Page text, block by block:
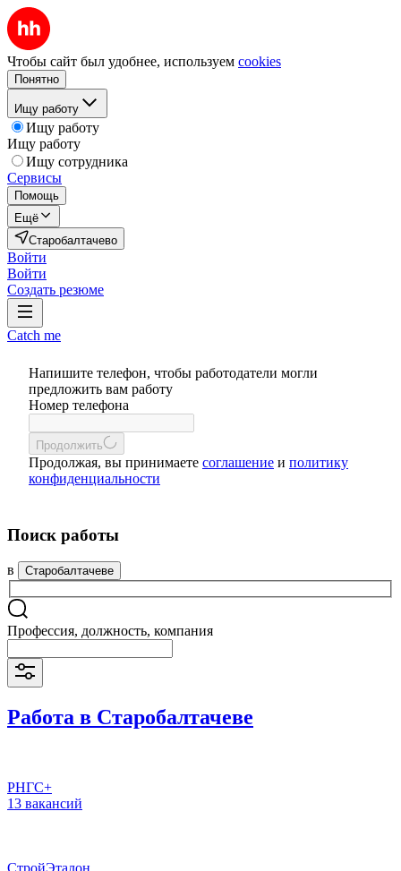
Чтобы сайт был удобнее, используем cookies
Понятно
Ищу работу
Ищу работу
Ищу работу
Ищу сотрудника
Сервисы
Помощь
Ещё
Старобалтачево
Войти
Войти
Создать резюме
Catch me
Напишите телефон, чтобы работодатели могли
предложить вам работу
Номер телефона
Продолжить
Продолжая, вы принимаете соглашение и политику
конфиденциальности
Поиск работы
в Старобалтачеве
Профессия, должность, компания
Работа в Старобалтачеве
РНГС+
13 вакансий
СтройЭталон